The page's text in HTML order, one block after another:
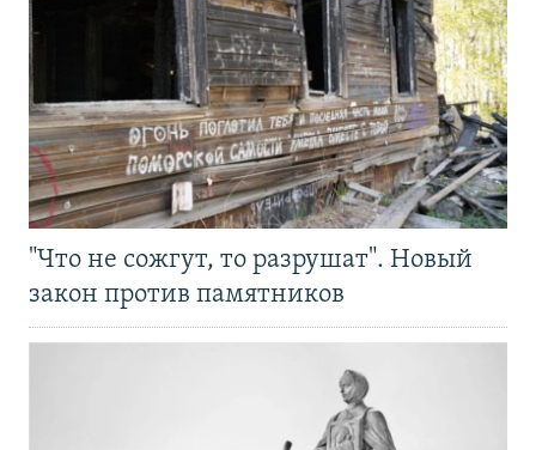
"Что не сожгут, то разрушат". Новый
закон против памятников